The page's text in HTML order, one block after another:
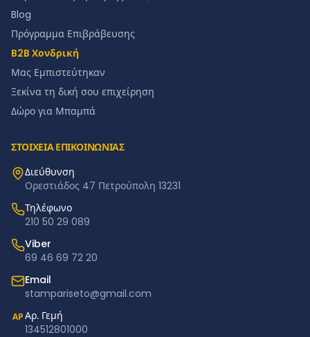
Blog
Πρόγραμμα Επιβράβευσης
B2B Χονδρική
Μας Εμπιστεύτηκαν
Ξεκίνα τη δική σου επιχείρηση
Δώρο για Μπαμπά
ΣΤΟΙΧΕΙΑ ΕΠΙΚΟΙΝΩΝΙΑΣ
Διεύθυνση
Ορεστιάδος 47 Πετρούπολη 13231
Τηλέφωνο
210 50 29 089
Viber
69 46 69 72 20
Email
stampariseto@gmail.com
ΑΡΑρ. Γεμή
134512801000